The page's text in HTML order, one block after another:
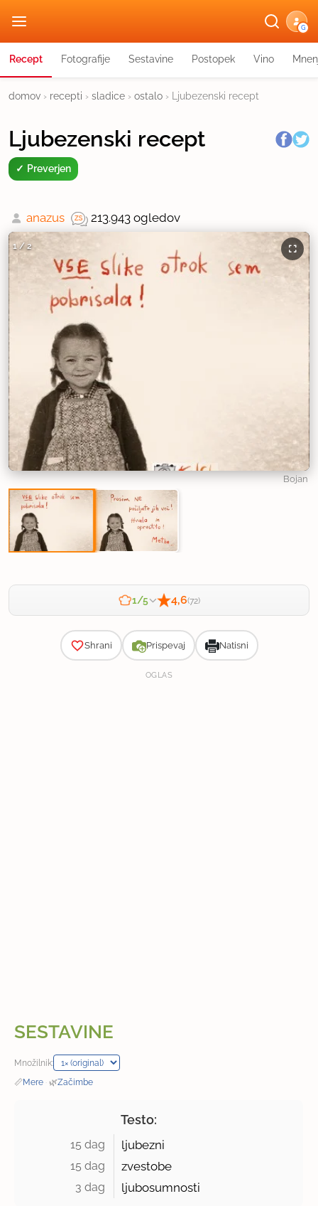
G
Recept Fotografije Sestavine Postopek Vino
domov › recepti › sladice › ostalo › Ljubezenski recept
Ljubezenski recept
Preverjen
anazus 213.943 ogledov
1/2
Bojan
1/5 4,6(72)
Shrani Prispevaj Natisni
OGLAS
SESTAVINE
Množilnik:
📏Mere · 🌿Začimbe
Testo:
15 dag ljubezni
15 dag zvestobe
3 dag ljubosumnosti